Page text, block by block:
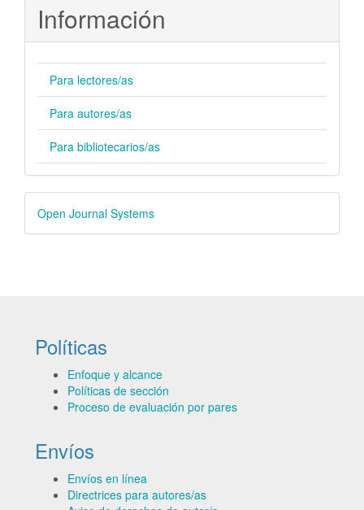
Información
Para lectores/as
Para autores/as
Para bibliotecarios/as
Desarrollado
por
Open Journal Systems
Políticas
Enfoque y alcance
Políticas de sección
Proceso de evaluación por pares
Envíos
Envíos en línea
Directrices para autores/as